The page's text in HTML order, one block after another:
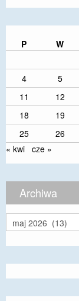
P
W
4
5
11
12
18
19
25
26
« kwi cze »
Archiwa
Archiwa